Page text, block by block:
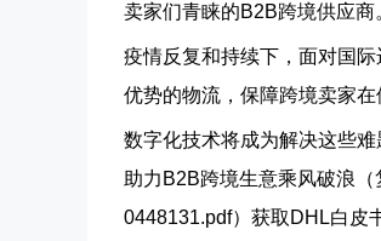
卖家们青睐的B2B跨境供应商
疫情反复和持续下，面对国
优势的物流，保障跨境卖家
数字化技术将成为解决这些
助力B2B跨境生意乘风破浪
0448131.pdf）获取DHL白皮